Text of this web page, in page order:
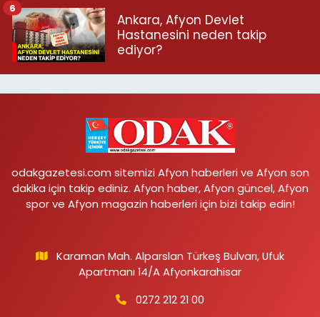
Ankara, Afyon Devlet
Hastanesini neden takip
ediyor?
6
odakgazetesi.com sitemizi Afyon haberleri ve Afyon son
dakika için takip ediniz. Afyon haber, Afyon güncel, Afyon
spor ve Afyon magazin haberleri için bizi takip edin!
Karaman Mah. Alparslan Türkeş Bulvarı, Ufuk
Apartmanı 14/A Afyonkarahisar
0272 212 21 00